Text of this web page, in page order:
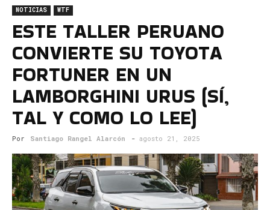
Magazine
NOTICIAS WTF
ESTE TALLER PERUANO
CONVIERTE SU TOYOTA
FORTUNER EN UN
LAMBORGHINI URUS (SÍ,
TAL Y COMO LO LEE)
Por Santiago Rangel Alarcón - agosto 21, 2025